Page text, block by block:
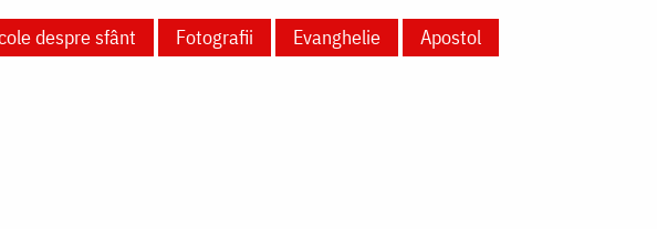
despre sfânt Fotografii Evanghelie Apostol